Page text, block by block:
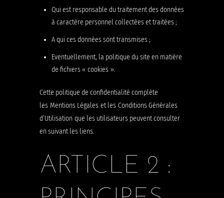
Qui est responsable du traitement des données
à caractère personnel collectées et traitées ;
A qui ces données sont transmises ;
Eventuellement, la politique du site en matière
de fichiers « cookies ».
Cette politique de confidentialité complète
les Mentions Légales et les Conditions Générales
d’Utilisation que les utilisateurs peuvent consulter
en suivant les liens.
ARTICLE 2 :